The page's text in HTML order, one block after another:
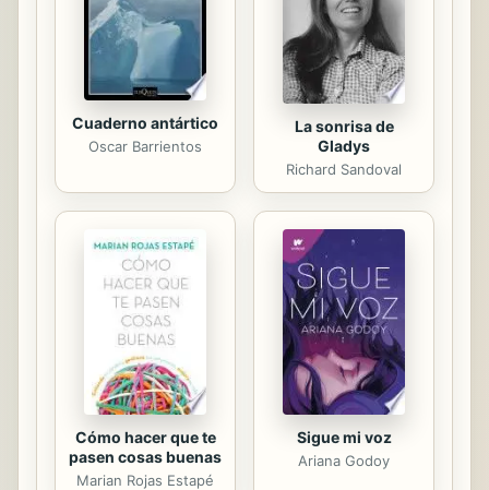
enfermedades.
Cuaderno antártico
Oscar Barrientos
La sonrisa de
Gladys
Richard Sandoval
Cómo hacer que te
pasen cosas buenas
Marian Rojas Estapé
Sigue mi voz
Ariana Godoy